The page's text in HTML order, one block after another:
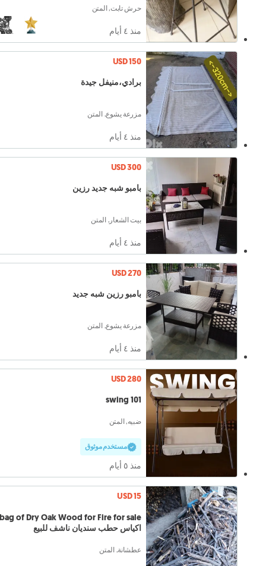
حرش تابت, المتن
منذ ٤ أيام
USD 150
برادي،منيفل جيدة
مزرعة يشوع, المتن
منذ ٤ أيام
USD 300
بامبو شبه جديد رزين
بيت الشعار, المتن
منذ ٤ أيام
USD 270
بامبو رزين شبه جديد
مزرعة يشوع, المتن
منذ ٤ أيام
USD 280
swing 101
ضبيه, المتن
مستخدم موثوق
منذ ٥ أيام
USD 15
of Dry Oak Wood for Fire for sale
اكياس حطب سنديان ناشف للبيع
عطشانة, المتن